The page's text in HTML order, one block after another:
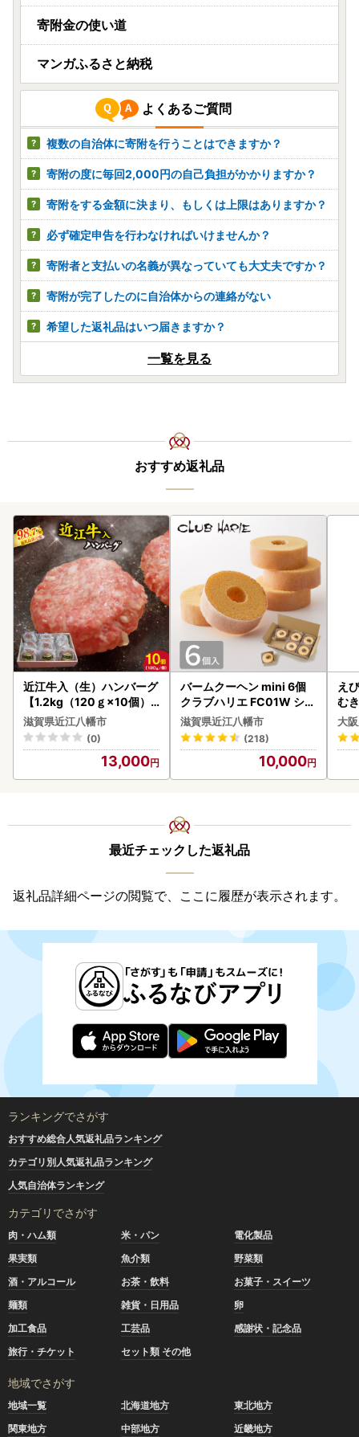
寄附金の使い道
マンガふるさと納税
よくあるご質問
複数の自治体に寄附を行うことはできますか？
寄附の度に毎回2,000円の自己負担がかかりますか？
寄附をする金額に決まり、もしくは上限はありますか？
必ず確定申告を行わなければいけませんか？
寄附者と支払いの名義が異なっていても大丈夫ですか？
寄附が完了したのに自治体からの連絡がない
希望した返礼品はいつ届きますか？
一覧を見る
おすすめ返礼品
近江牛入（生）ハンバーグ
【1.2kg（120ｇ×10個）
】【AG09W】
滋賀県近江八幡市
(0)
13,000
バームクーヘン mini 6個
クラブハリエ FC01W シェ
アボックス バウムクーヘ
ン
滋賀県近江八幡市
(218)
10,000
え
む
大
最近チェックした返礼品
返礼品詳細ページの閲覧で、ここに履歴が表示されます。
ランキングでさがす
おすすめ総合人気返礼品ランキング
カテゴリ別人気返礼品ランキング
人気自治体ランキング
カテゴリでさがす
肉・ハム類 米・パン
電化製品
果実類
魚介類
野菜類
酒・アルコール
お茶・飲料
お菓子・スイーツ
麺類
雑貨・日用品
卵
加工食品
工芸品
感謝状・記念品
旅行・チケット
セット類 その他
地域でさがす
地域一覧 北海道地方
東北地方
関東地方
中部地方
近畿地方